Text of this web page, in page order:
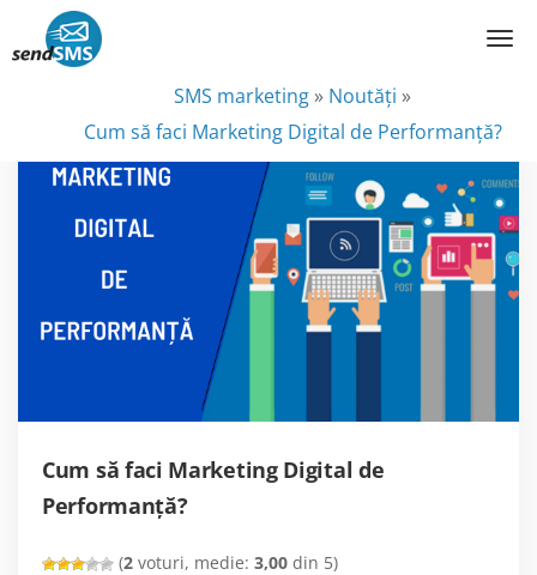
SMS marketing » Noutăţi »
Cum să faci Marketing Digital de Performanță?
Cum să faci Marketing Digital de
Performanță?
(2 voturi, medie: 3,00 din 5)